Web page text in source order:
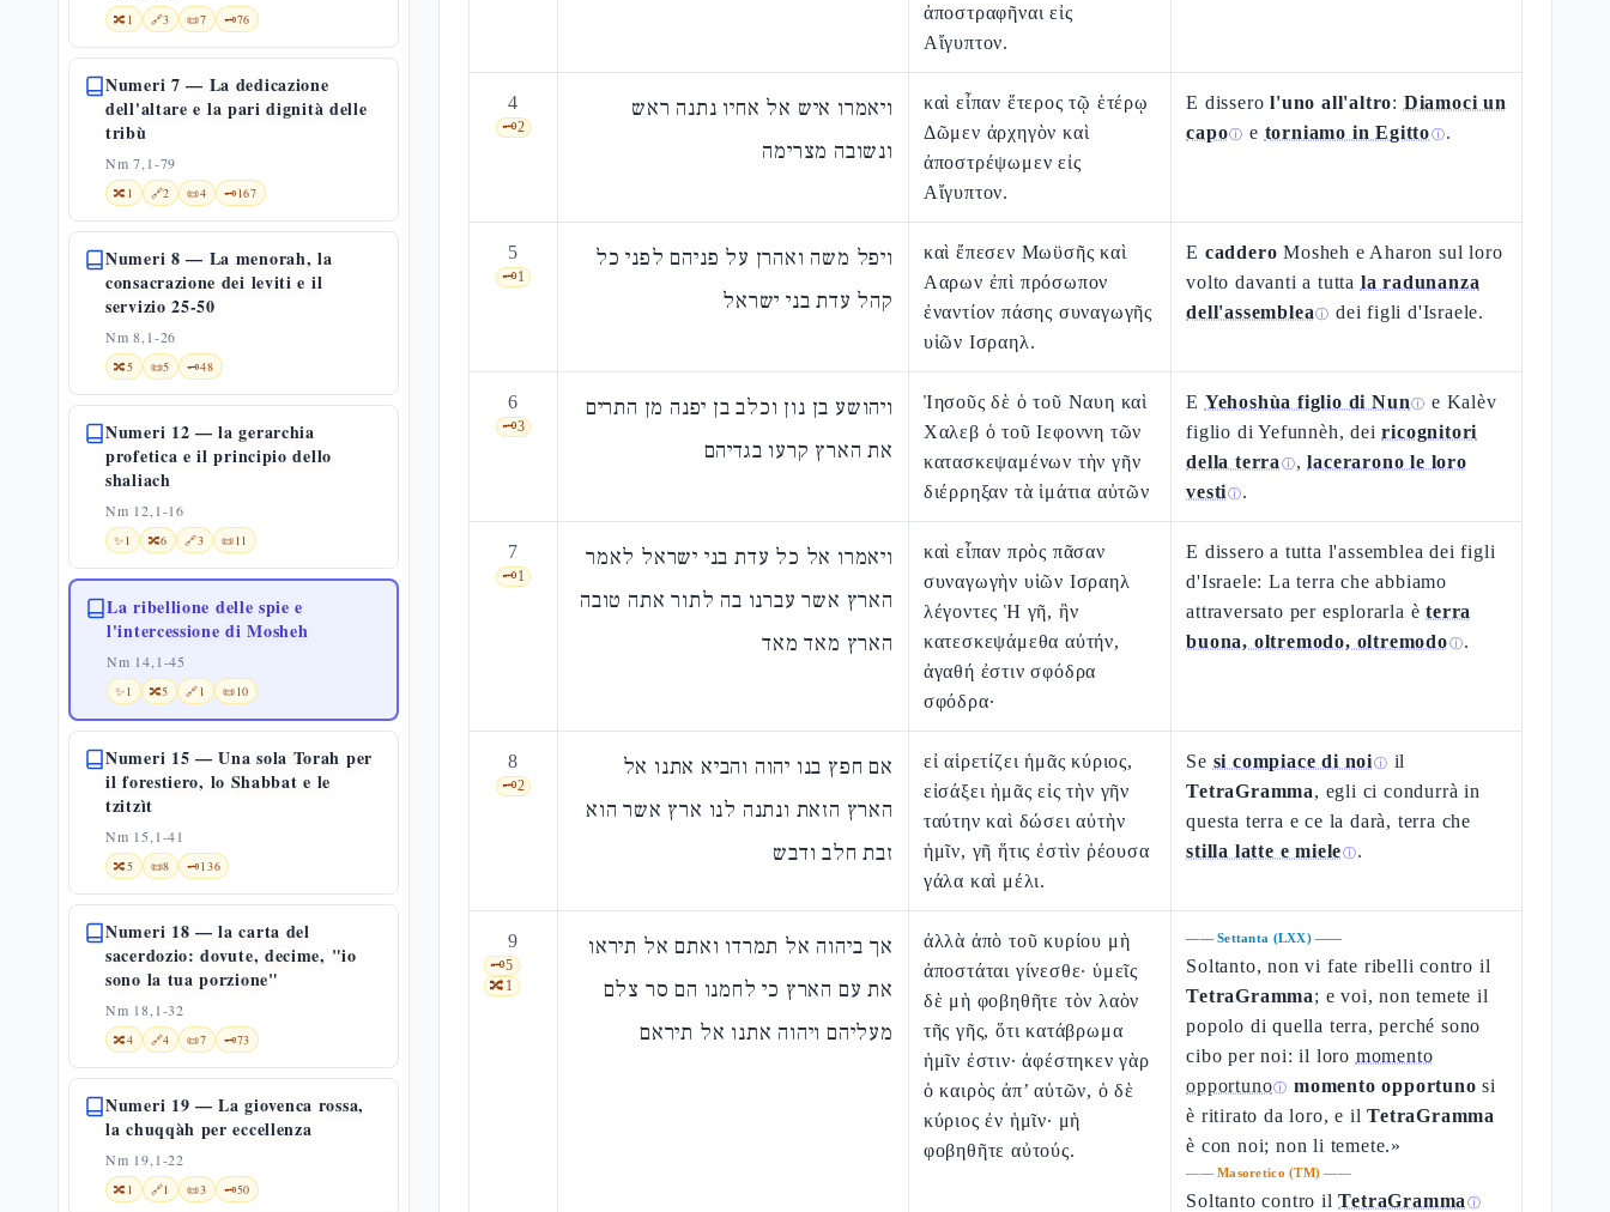
🔀1 🔗3 📜7 🗝️76
Numeri 7 — La dedicazione
dell'altare e la pari dignità delle
tribù
Nm 7,1-79
🔀1 🔗2 📜4 🗝️167
Numeri 8 — La menorah, la
consacrazione dei leviti e il
servizio 25-50
Nm 8,1-26
🔀5 📜5 🗝️48
Numeri 12 — la gerarchia
profetica e il principio dello
shaliach
Nm 12,1-16
✨1 🔀6 🔗3 📜11
La ribellione delle spie e
l'intercessione di Mosheh
Nm 14,1-45
✨1 🔀5 🔗1 📜10
Numeri 15 — Una sola Torah per
il forestiero, lo Shabbat e le
tzitzìt
Nm 15,1-41
🔀5 📜8 🗝️136
Numeri 18 — la carta del
sacerdozio: dovute, decime, "io
sono la tua porzione"
Nm 18,1-32
🔀4 🔗4 📜7 🗝️73
Numeri 19 — La giovenca rossa,
la chuqqàh per eccellenza
Nm 19,1-22
🔀1 🔗1 📜3 🗝️50
ἀποστραφῆναι εἰς
Αἴγυπτον.
4
🗝️2
ויאמרו איש אל אחיו נתנה ראש
ונשובה מצרימה
καὶ εἶπαν ἕτερος τῷ ἑτέρῳ
Δῶμεν ἀρχηγὸν καὶ
ἀποστρέψωμεν εἰς
Αἴγυπτον.
E disserol'uno all'altro: Diamoci un
capoⓘ e torniamo in Egittoⓘ.
5
🗝️1
ויפל משה ואהרן על פניהם לפני כל
קהל עדת בני ישראל
καὶ ἔπεσεν Μωϋσῆς καὶ
Ααρων ἐπὶ πρόσωπον
ἐναντίον πάσης συναγωγῆς
υἱῶν Ισραηλ.
E caddero Mosheh e Aharon sul loro
volto davanti a tutta la radunanza
dell'assemblea ⓘ dei figli d'Israele.
6
🗝️3
ויהושע בן נון וכלב בן יפנה מן התרים
את הארץ קרעו בגדיהם
Ἰησοῦς δὲ ὁ τοῦ Ναυη καὶ
Χαλεβ ὁ τοῦ Ιεφοννη τῶν
κατασκεψαμένων τὴν γῆν
διέρρηξαν τὰ ἱμάτια αὐτῶν
E Yehoshùa figlio di Nun ⓘ e Kalèv
figlio di Yefunnèh, deiricognitori
della terra ⓘ,lacerarono le loro
vestiⓘ.
7
🗝️1
ויאמרו אל כל עדת בני ישראל לאמר
הארץ אשר עברנו בה לתור אתה טובה
הארץ מאד מאד
καὶ εἶπαν πρὸς πᾶσαν
συναγωγὴν υἱῶν Ισραηλ
λέγοντες Ἡ γῆ, ἣν
κατεσκεψάμεθα αὐτήν,
ἀγαθή ἐστιν σφόδρα
σφόδρα·
E dissero a tutta l'assemblea dei figli
d'Israele: La terra che abbiamo
attraversato per esplorarla èterra
buona, oltremodo, oltremodoⓘ.
8
🗝️2
אם חפץ בנו יהוה והביא אתנו אל
הארץ הזאת ונתנה לנו ארץ אשר הוא
זבת חלב ודבש
εἰ αἱρετίζει ἡμᾶς κύριος,
εἰσάξει ἡμᾶς εἰς τὴν γῆν
ταύτην καὶ δώσει αὐτὴν
ἡμῖν, γῆ ἥτις ἐστὶν ῥέουσα
γάλα καὶ μέλι.
Se si compiace di noiⓘ il
TetraGramma, egli ci condurrà in
questa terra e ce la darà, terra che
stilla latte e mieleⓘ.
9
🗝️5
🔀1
אך ביהוה אל תמרדו ואתם אל תיראו
את עם הארץ כי לחמנו הם סר צלם
מעליהם ויהוה אתנו אל תיראם
ἀλλὰ ἀπὸ τοῦ κυρίου μὴ
ἀποστάται γίνεσθε· ὑμεῖς
δὲ μὴ φοβηθῆτε τὸν λαὸν
τῆς γῆς, ὅτι κατάβρωμα
ἡμῖν ἐστιν· ἀφέστηκεν γὰρ
ὁ καιρὸς ἀπ’ αὐτῶν, ὁ δὲ
κύριος ἐν ἡμῖν· μὴ
φοβηθῆτε αὐτούς.
——Settanta (LXX)——
Soltanto, non vi fate ribelli contro il
TetraGramma; e voi, non temete il
popolo di quella terra, perché sono
cibo per noi: il loro momento
opportunoⓘ momento opportuno si
è ritirato da loro, e ilTetraGramma
è con noi; non li temete.»
——Masoretico (TM) ——
Soltanto contro ilTetraGramma ⓘ